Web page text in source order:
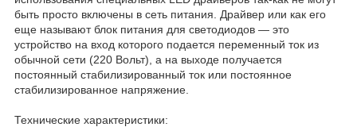
быть просто включены в сеть питания. Драйвер или как его
еще называют блок питания для светодиодов — это
устройство на вход которого подается переменный ток из
обычной сети (220 Вольт), а на выходе получается
постоянный стабилизированный ток или постоянное
стабилизированное напряжение.
Технические характеристики: